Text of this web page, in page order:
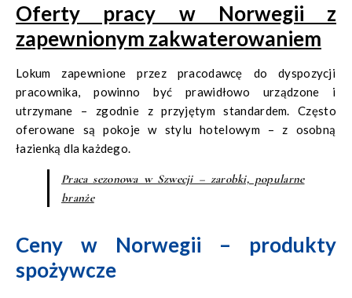
Oferty pracy w Norwegii z
zapewnionym zakwaterowaniem
Lokum zapewnione przez pracodawcę do dyspozycji
pracownika, powinno być prawidłowo urządzone i
utrzymane – zgodnie z przyjętym standardem. Często
oferowane są pokoje w stylu hotelowym – z osobną
łazienką dla każdego.
Praca sezonowa w Szwecji – zarobki, popularne
branże
Ceny w Norwegii – produkty
spożywcze